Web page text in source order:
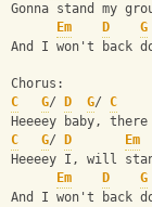
Gonna stand my
Em
D G
And I
C
G/ D G/ C
Heeeey baby,
C
G/ D Em
Heeeey I, will
Em
D
G
And I won't back